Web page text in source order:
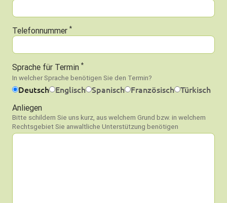
Telefonnummer *
Sprache für Termin *
In welcher Sprache benötigen Sie den Termin?
Deutsch Englisch Spanisch Französisch Türkisch
Anliegen
Bitte schildern Sie uns kurz, aus welchem Grund bzw. in welchem
Rechtsgebiet Sie anwaltliche Unterstützung benötigen